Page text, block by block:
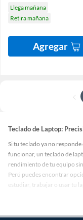
Llega mañana
Retira mañana
Agregar
Teclado de Laptop:
Si tu teclado ya no
funcionar, un teclado de
rendimiento de tu equipo
Perú puedes encontrar
estudiar, trabajar o usar tu
Renovar el teclado no solo